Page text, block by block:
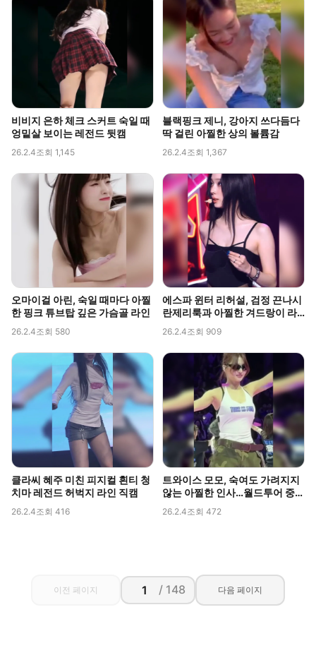
비비지 은하 체크 스커트 숙일 때
엉밑살 보이는 레전드 뒷캠
26.2.4조회 1,145
블랙핑크 제니, 강아지 쓰다듬다
딱 걸린 아찔한 상의 볼륨감
26.2.4조회 1,367
오마이걸 아린, 숙일 때마다 아찔
한 핑크 튜브탑 깊은 가슴골 라인
26.2.4조회 580
에스파 윈터 리허설, 검정 끈나시
란제리룩과 아찔한 겨드랑이 라
26.2.4조회 909
클라씨 혜주 미친 피지컬 흰티 청
치마 레전드 허벅지 라인 직캠
26.2.4조회 416
트와이스 모모, 숙여도 가려지지
않는 아찔한 인사…월드투어 중
26.2.4조회 472
이전 페이지 / 148 다음 페이지